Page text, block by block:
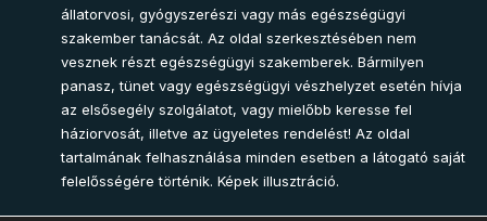
állatorvosi, gyógyszerészi vagy más egészségügyi
szakember tanácsát. Az oldal szerkesztésében nem
vesznek részt egészségügyi szakemberek. Bármilyen
panasz, tünet vagy egészségügyi vészhelyzet esetén hívja
az elsősegély szolgálatot, vagy mielőbb keresse fel
háziorvosát, illetve az ügyeletes rendelést! Az oldal
tartalmának felhasználása minden esetben a látogató saját
felelősségére történik. Képek illusztráció.